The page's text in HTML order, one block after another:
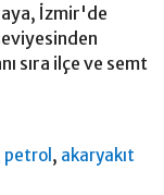
İzmir'de
sıra ilçe ve semt
petrol , akaryakıt